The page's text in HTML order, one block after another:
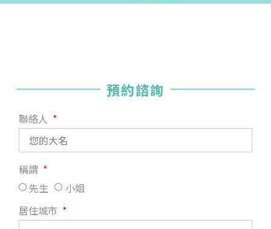
預約諮詢
聯絡人
稱謂
先生
小姐
居住城市